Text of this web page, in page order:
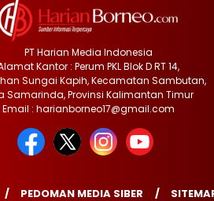
PT Harian Media Indonesia
Kantor : Perum PKL Blok D RT 14,
Sungai Kapih, Kecamatan Sambutan,
Samarinda, Provinsi Kalimantan Timur
Email : harianborneo17@gmail.com
PEDOMAN MEDIA SIBER